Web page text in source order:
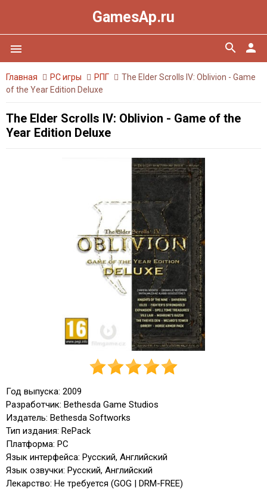
GamesAp.ru
menu person
search
Главная PC игры РПГ
The Elder Scrolls IV: Oblivion - Game
of the Year Edition Deluxe
The Elder Scrolls IV: Oblivion - Game of the
Year Edition Deluxe
Год выпуска: 2009
Разработчик: Bethesda Game Studios
Издатель: Bethesda Softworks
Тип издания: RePack
Платформа: PC
Язык интерфейса: Русский, Английский
Язык озвучки: Русский, Английский
Лекарство: Не требуется (GOG | DRM-FREE)